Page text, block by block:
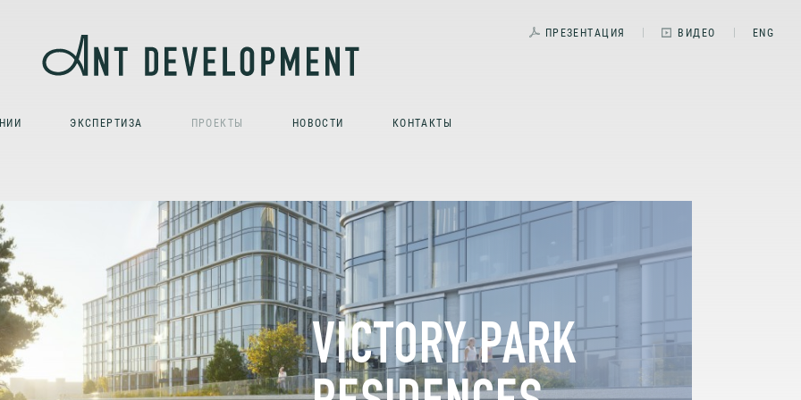
ПРЕЗЕНТАЦИЯ ВИДЕО ENG
ЭКСПЕРТИЗА ПРОЕКТЫ НОВОСТИ КОНТАКТЫ
VICTORY PARK